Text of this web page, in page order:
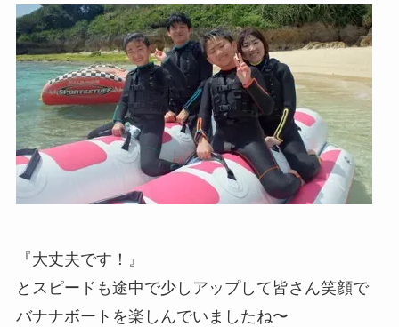
『大丈夫です！』
とスピードも途中で少しアップして皆さん笑顔で
バナナボートを楽しんでいましたね〜